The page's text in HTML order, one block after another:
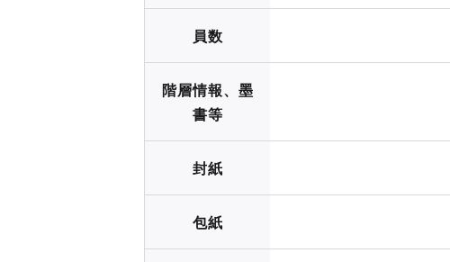
員数
階層情報、墨
書等
封紙
包紙